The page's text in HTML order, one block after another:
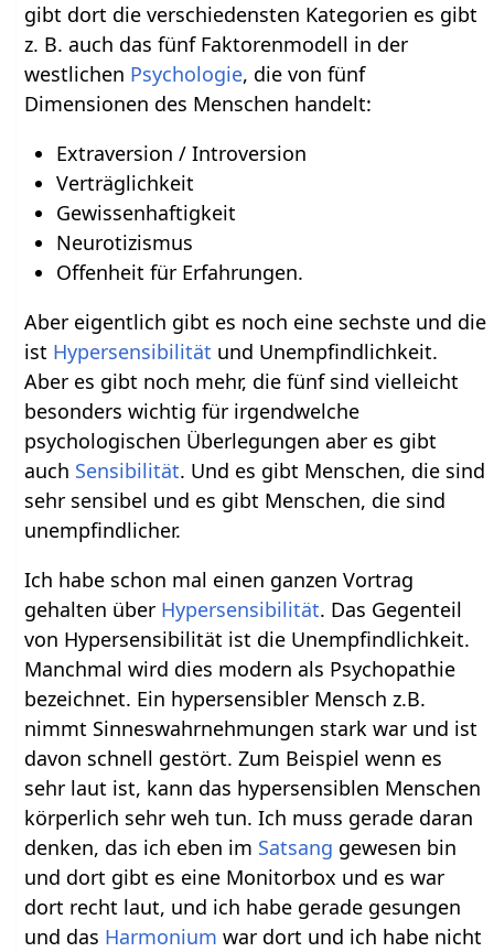
gibt dort die verschiedensten Kategorien es gibt
z. B. auch das fünf Faktorenmodell in der
westlichen Psychologie, die von fünf
Dimensionen des Menschen handelt:
Extraversion / Introversion
Verträglichkeit
Gewissenhaftigkeit
Neurotizismus
Offenheit für Erfahrungen.
Aber eigentlich gibt es noch eine sechste und die
ist Hypersensibilität und Unempfindlichkeit.
Aber es gibt noch mehr, die fünf sind vielleicht
besonders wichtig für irgendwelche
psychologischen Überlegungen aber es gibt
auch Sensibilität. Und es gibt Menschen, die sind
sehr sensibel und es gibt Menschen, die sind
unempfindlicher.
Ich habe schon mal einen ganzen Vortrag
gehalten über Hypersensibilität. Das Gegenteil
von Hypersensibilität ist die Unempfindlichkeit.
Manchmal wird dies modern als Psychopathie
bezeichnet. Ein hypersensibler Mensch z.B.
nimmt Sinneswahrnehmungen stark war und ist
davon schnell gestört. Zum Beispiel wenn es
sehr laut ist, kann das hypersensiblen Menschen
körperlich sehr weh tun. Ich muss gerade daran
denken, das ich eben im Satsang gewesen bin
und dort gibt es eine Monitorbox und es war
dort recht laut, und ich habe gerade gesungen
und das Harmonium war dort und ich habe nicht